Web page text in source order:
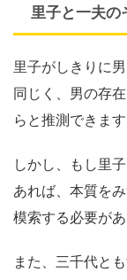
里子と一夫の
里子がしきりに
同じく、男の存
らと推測できます
しかし、もし里
あれば、本質を
模索する必要があ
また、三千代と